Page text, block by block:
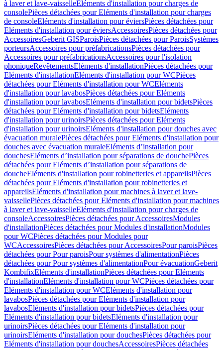
à laver et lave-vaisselleEléments d'installation pour charges de
consolePièces détachées pour Eléments d'installation pour charges
de consoleEléments d'installation pour éviersPièces détachées pour
Eléments d'installation pour éviersAccessoiresPièces détachées pour
AccessoiresGeberit GISParoisPièces détachées pour ParoisSystèmes
porteursAccessoires pour préfabricationsPièces détachées pour
Accessoires pour préfabricationsAccessoires pour l'isolation
phoniqueRevêtementsEléments d'installationPièces détachées pour
Eléments d'installationEléments d'installation pour WCPièces
détachées pour Eléments d'installation pour WCEléments
d'installation pour lavabosPièces détachées pour Eléments
d'installation pour lavabosEléments d'installation pour bidetsPièces
détachées pour Eléments d'installation pour bidetsEléments
d'installation pour urinoirsPièces détachées pour Eléments
d'installation pour urinoirsEléments d'installation pour douches avec
évacuation muralePièces détachées pour Eléments d'installation pour
douches avec évacuation muraleEléments d’installation pour
douchesEléments d’installation pour séparations de douchePièces
détachées pour Eléments d’installation pour séparations de
doucheEléments d'installation pour robinetteries et appareilsPièces
détachées pour Eléments d'installation pour robinetteries et
appareilsEléments d'installation pour machines à laver et lave-
vaissellePièces détachées pour Eléments d'installation pour machines
à laver et lave-vaisselleEléments d'installation pour charges de
consoleAccessoiresPièces détachées pour AccessoiresModules
d'installationPièces détachées pour Modules d'installationModules
pour WCPièces détachées pour Modules pour
WCAccessoiresPièces détachées pour AccessoiresPour paroisPièces
détachées pour Pour paroisPour systèmes d'alimentationPièces
détachées pour Pour systèmes d'alimentationPour évacuationGeberit
KombifixEléments d'installationPièces détachées pour Eléments
d'installationEléments d'installation pour WCPièces détachées pour
Eléments d'installation pour WCEléments d'installation pour
lavabosPièces détachées pour Eléments d'installation pour
lavabosEléments d'installation pour bidetsPièces détachées pour
Eléments d'installation pour bidetsEléments d'installation pour
urinoirsPièces détachées pour Eléments d'installation pour
urinoirsEléments d'installation pour douchesPièces détachées pour
Eléments d'installation pour douchesAccessoiresPièces détachées